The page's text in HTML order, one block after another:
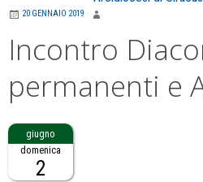
20 GENNAIO 2019
Incontro
permanenti e
domenica
2